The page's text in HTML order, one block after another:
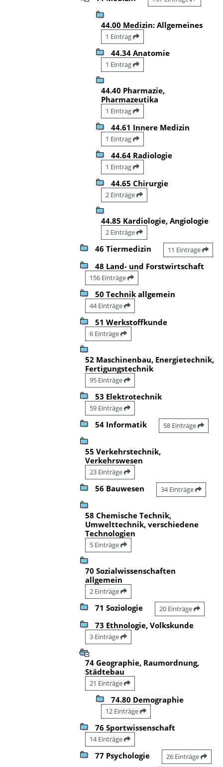
44.00 Medizin: Allgemeines
1 Eintrag
44.34 Anatomie
1 Eintrag
44.40 Pharmazie,
Pharmazeutika
1 Eintrag
44.61 Innere Medizin
1 Eintrag
44.64 Radiologie
1 Eintrag
44.65 Chirurgie
2 Einträge
44.85 Kardiologie, Angiologie
2 Einträge
46 Tiermedizin 11 Einträge
48 Land- und Forstwirtschaft
156 Einträge
50 Technik allgemein
44 Einträge
51 Werkstoffkunde
6 Einträge
52 Maschinenbau, Energietechnik,
Fertigungstechnik
95 Einträge
53 Elektrotechnik
59 Einträge
54 Informatik 58 Einträge
55 Verkehrstechnik,
Verkehrswesen
23 Einträge
56 Bauwesen 34 Einträge
58 Chemische Technik,
Umwelttechnik, verschiedene
Technologien
5 Einträge
70 Sozialwissenschaften
allgemein
2 Einträge
71 Soziologie 20 Einträge
73 Ethnologie, Volkskunde
3 Einträge
74 Geographie, Raumordnung,
Städtebau
21 Einträge
74.80 Demographie
12 Einträge
76 Sportwissenschaft
14 Einträge
77 Psychologie 26 Einträge